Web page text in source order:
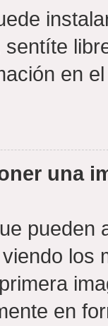
en
una
pueden
los
en